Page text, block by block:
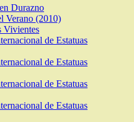
Durazno
Verano (2010)
Vivientes
de Estatuas
de Estatuas
de Estatuas
de Estatuas